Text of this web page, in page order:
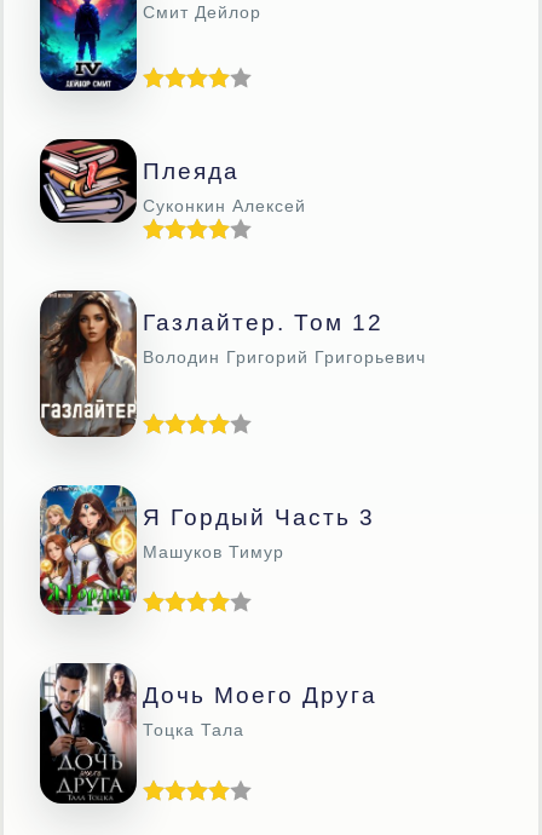
Смит Дейлор
Плеяда
Суконкин Алексей
Газлайтер. Том 12
Володин Григорий Григорьевич
Я Гордый Часть 3
Машуков Тимур
Дочь Моего Друга
Тоцка Тала